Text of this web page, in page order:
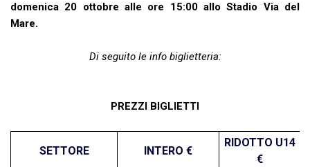
domenica 20 ottobre alle ore 15:00 allo Stadio Via del
Mare.
Di seguito le info biglietteria:
PREZZI BIGLIETTI
SETTORE INTERO €
RIDOTTO U14
€